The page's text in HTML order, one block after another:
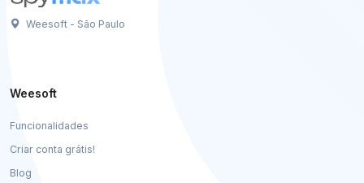
Weesoft - São Paulo
Weesoft
Funcionalidades
Criar conta grátis!
Blog